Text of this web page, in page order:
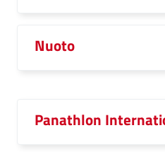
Nuoto
Panathlon